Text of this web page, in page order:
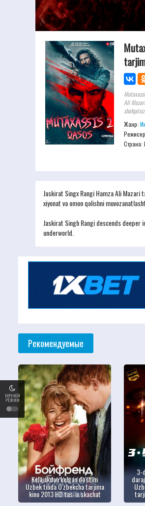
НОЧНОЙ
РЕЖИМ
Ali
Жанр:
Страна:
Jaskirat Singx Rangi Hamza Ali
xiyonat va omon qolishni
Jaskirat Singh Rangi descends
underworld.
Рекомендуемые
Kelajakdan kelgan do'stim
Uzbek tilida O'zbekcha tarjima
kino 2013 HD tas-ix skachat
3-